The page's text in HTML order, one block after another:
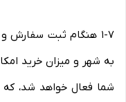
۱-۷ هنگام ثبت
به شهر و میزان خرید
شما فعال خواهد شد، که